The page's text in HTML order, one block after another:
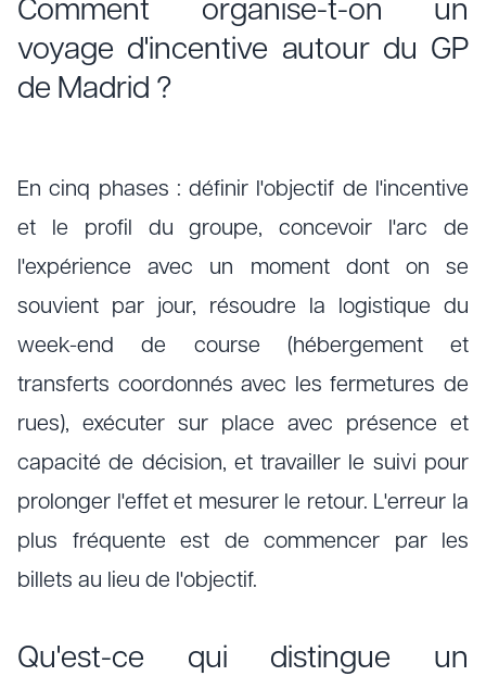
Comment organise-t-on un
voyage d'incentive autour du GP
de Madrid ?
En cinq phases : définir l'objectif de l'incentive
et le profil du groupe, concevoir l'arc de
l'expérience avec un moment dont on se
souvient par jour, résoudre la logistique du
week-end de course (hébergement et
transferts coordonnés avec les fermetures de
rues), exécuter sur place avec présence et
capacité de décision, et travailler le suivi pour
prolonger l'effet et mesurer le retour. L'erreur la
plus fréquente est de commencer par les
billets au lieu de l'objectif.
Qu'est-ce qui distingue un